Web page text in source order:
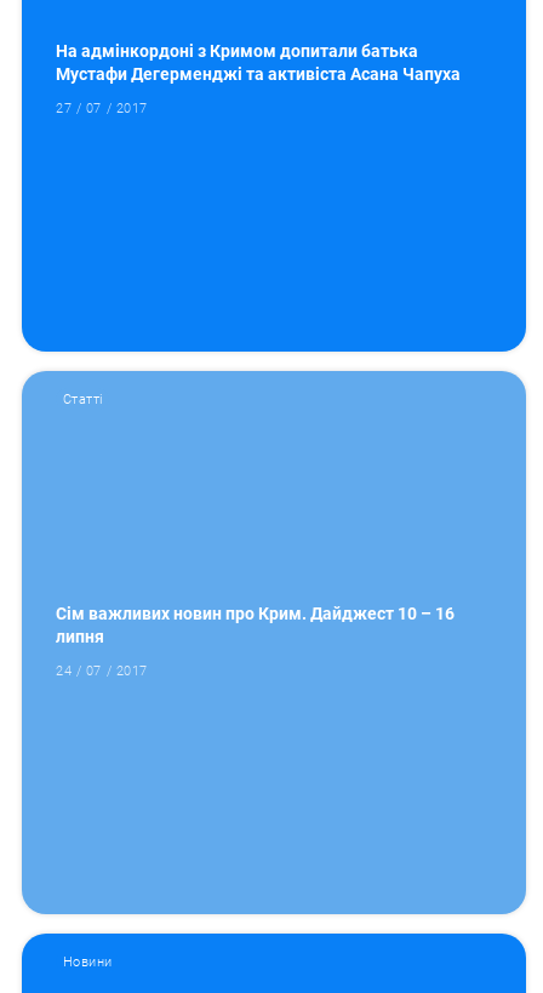
На адмінкордоні з Кримом допитали батька
Мустафи Дегерменджі та активіста Асана Чапуха
27 / 07 / 2017
Статті
Сім важливих новин про Крим. Дайджест 10 – 16
липня
24 / 07 / 2017
Новини